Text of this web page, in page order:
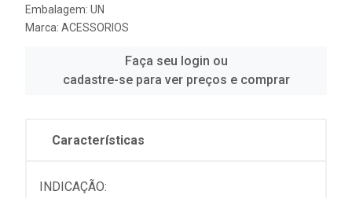
Embalagem: UN
Marca: ACESSORIOS
Faça seu login ou
cadastre-se para ver preços e comprar
Características
INDICAÇÃO: